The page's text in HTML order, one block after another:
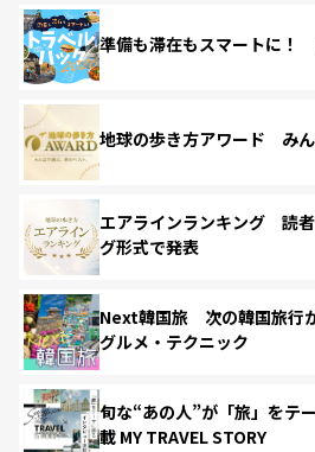
準備も滞在もスマートに！
地球の歩き方アワード みん
エアラインランキング 読
グ形式で発表
Next韓国旅 次の韓国旅行
グルメ・テクニック
旬な“あの人”が「旅」をテ
載 MY TRAVEL STORY